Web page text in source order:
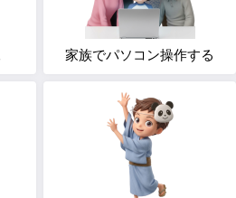
家族でパソコン操作する